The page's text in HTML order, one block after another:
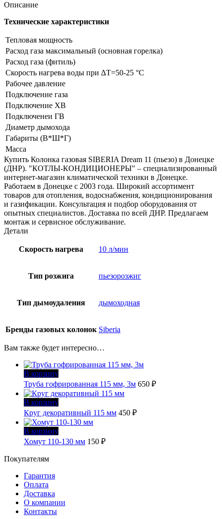
Описание
Технические характеристики
Тепловая мощность
Расход газа максимальный (основная горелка)
Расход газа (фитиль)
Скорость нагрева воды при ∆Т=50-25 °С
Рабочее давление
Подключение газа
Подключение ХВ
Подключенеи ГВ
Диаметр дымохода
Габариты (В*Ш*Г)
Масса
Купить Колонка газовая SIBERIA Dream 11 (пьезо) в Донецке
(ДНР). "КОТЛЫ-КОНДИЦИОНЕРЫ" – специализированный
интернет-магазин климатической техники в Донецке.
Работаем в Донецке с 2003 года. Широкий ассортимент
товаров для отопления, водоснабжения, кондиционирования
и газификации. Консультация и подбор оборудования от
опытных специалистов. Доставка по всей ДНР. Предлагаем
монтаж и сервисное обслуживание.
Детали
Скорость нагрева 10 л/мин
Тип розжига пьезорозжиг
Тип дымоудаления дымоходная
Бренды газовых колонок Siberia
Вам также будет интересно…
В корзину
Труба гофрированная 115 мм, 3м 650 ₽
В корзину
Круг декоративный 115 мм 450 ₽
В корзину
Хомут 110-130 мм 150 ₽
Покупателям
Гарантия
Оплата
Доставка
О компании
Контакты